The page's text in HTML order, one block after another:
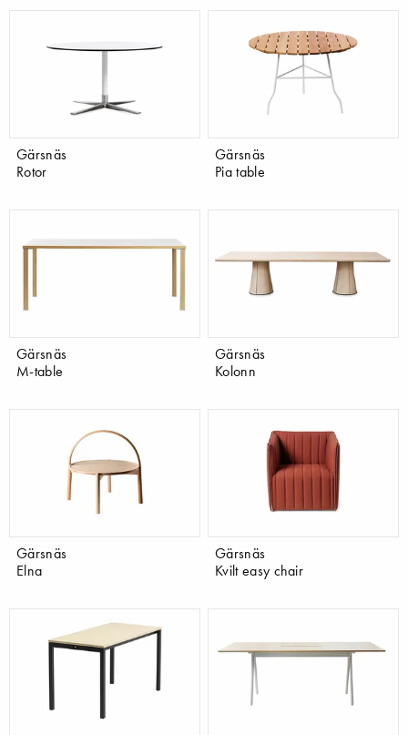
Gärsnäs
Rotor
Gärsnäs
Pia table
Gärsnäs
M-table
Gärsnäs
Kolonn
Gärsnäs
Elna
Gärsnäs
Kvilt easy chair